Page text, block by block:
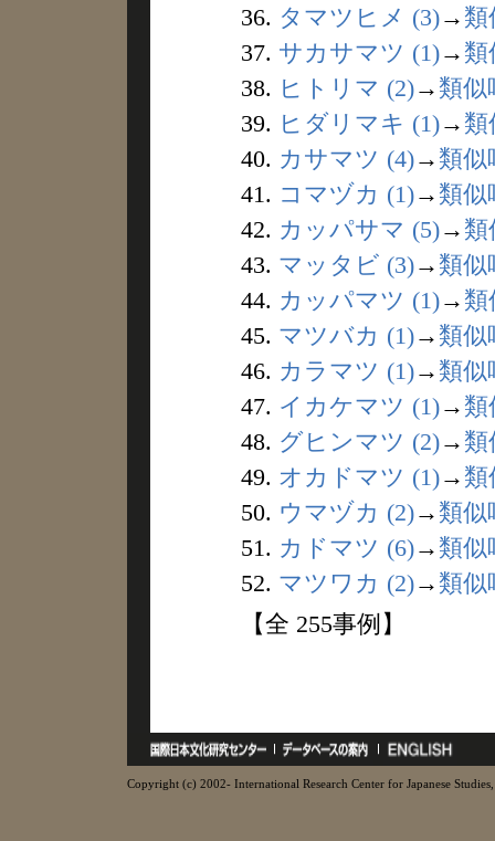
36. タマツヒメ (3)→ 類
37. サカサマツ (1)→ 類
38. ヒトリマ (2)→ 類似
39. ヒダリマキ (1)→ 類
40. カサマツ (4)→ 類似
41. コマヅカ (1)→ 類似
42. カッパサマ (5)→ 類
43. マッタビ (3)→ 類似
44. カッパマツ (1)→ 類
45. マツバカ (1)→ 類似
46. カラマツ (1)→ 類似
47. イカケマツ (1)→ 類
48. グヒンマツ (2)→ 類
49. オカドマツ (1)→ 類
50. ウマヅカ (2)→ 類似
51. カドマツ (6)→ 類似
52. マツワカ (2)→ 類似
【全 255事例】
Copyright (c) 2002- International Research Center for Japanese